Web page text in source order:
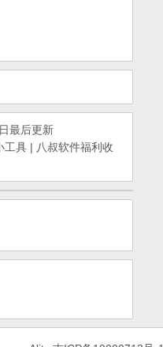
最后更新
具 | 八叔软件福利收